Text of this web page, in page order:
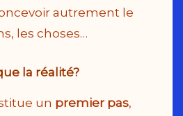
autrement le
les choses…
la réalité?
un premier pas,